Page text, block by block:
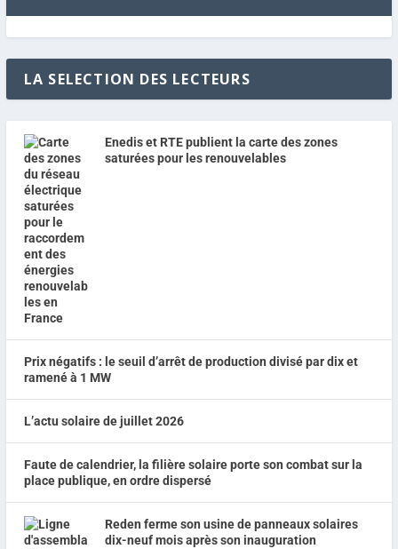
LA SELECTION DES LECTEURS
Enedis et RTE publient la carte des zones
saturées pour les renouvelables
Prix négatifs : le seuil d’arrêt de production divisé par dix et
ramené à 1 MW
L’actu solaire de juillet 2026
Faute de calendrier, la filière solaire porte son combat sur la
place publique, en ordre dispersé
Reden ferme son usine de panneaux solaires
dix-neuf mois après son inauguration